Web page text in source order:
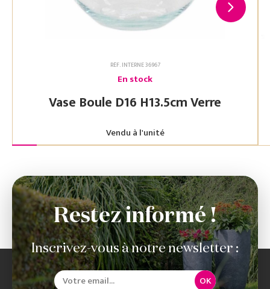
RÉF. INTERNE 36967
En stock
Vase Boule D16 H13.5cm Verre
Vendu à l'unité
Restez informé !
Inscrivez-vous à notre newsletter :
OK